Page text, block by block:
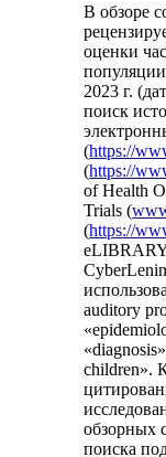
В обзоре
оценки
2023 г.
поиск
(https://
(https://
of Health
Trials (
(https://
auditory
children».
обзорных
поиска